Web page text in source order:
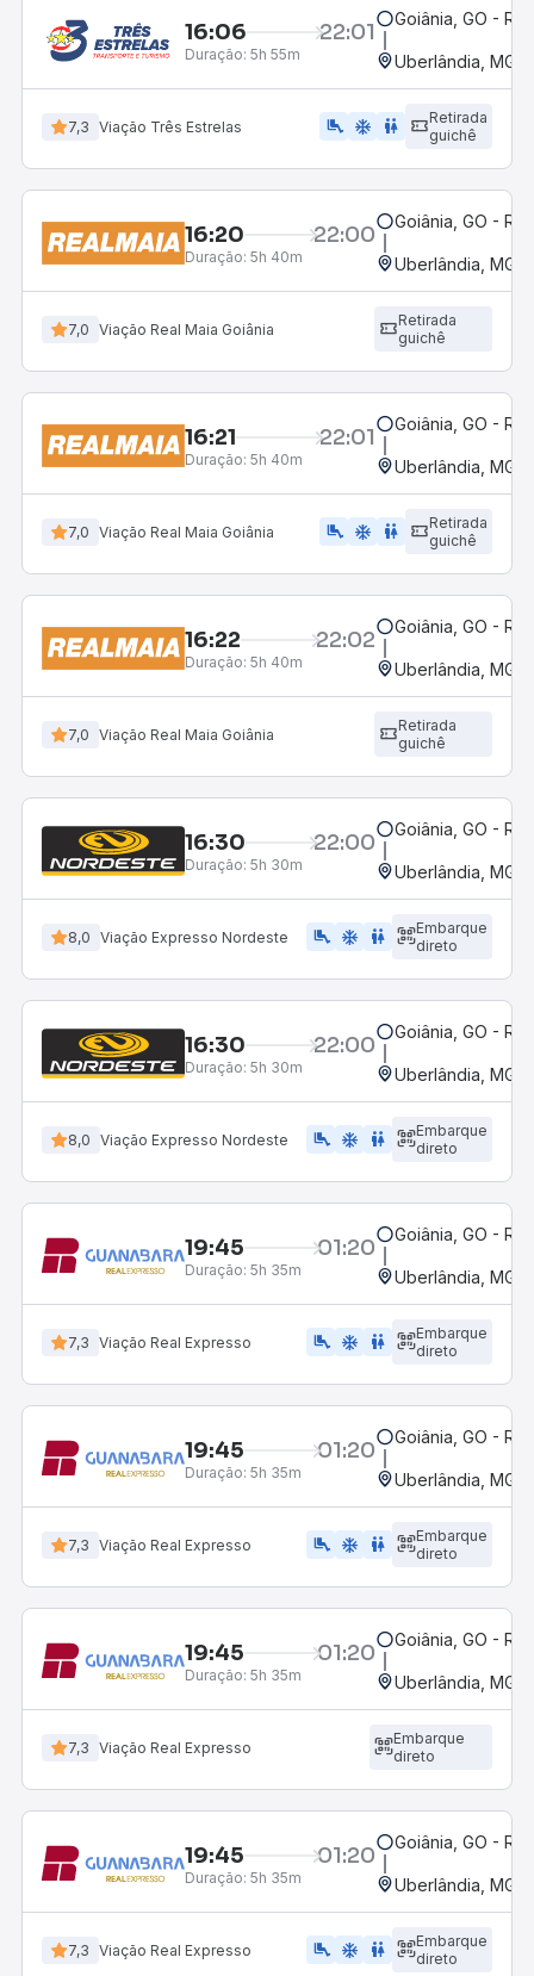
16:06 22:01
Duração: 5h 55m
Goiânia, GO -
Uberlândia, MG -
7,3 Viação Três Estrelas airline_seat_legroom_extra ac_unit wc
Retirada
guichê
16:20 22:00
Duração: 5h 40m
Goiânia, GO -
Uberlândia, MG -
7,0 Viação Real Maia Goiânia
Retirada
guichê
16:21 22:01
Duração: 5h 40m
Goiânia, GO -
Uberlândia, MG -
7,0 Viação Real Maia Goiânia airline_seat_legroom_extra ac_unit wc
Retirada
guichê
16:22 22:02
Duração: 5h 40m
Goiânia, GO -
Uberlândia, MG -
7,0 Viação Real Maia Goiânia
Retirada
guichê
16:30 22:00
Duração: 5h 30m
Goiânia, GO -
Uberlândia, MG -
8,0 Viação Expresso Nordeste airline_seat_legroom_extra ac_unit WC
Embarque
direto
16:30 22:00
Duração: 5h 30m
Goiânia, GO -
Uberlândia, MG -
8,0 Viação Expresso Nordeste airline_seat_legroom_extra ac_unit WC
Embarque
direto
19:45 01:20
Duração: 5h 35m
Goiânia, GO -
Uberlândia, MG -
7,3 Viação Real Expresso airline_seat_legroom_extra ac_unit WC
Embarque
direto
19:45 01:20
Duração: 5h 35m
Goiânia, GO -
Uberlândia, MG -
7,3 Viação Real Expresso airline_seat_legroom_extra ac_unit wc
Embarque
direto
19:45 01:20
Duração: 5h 35m
Goiânia, GO -
Uberlândia, MG -
7,3 Viação Real Expresso
Embarque
direto
19:45 01:20
Duração: 5h 35m
Goiânia, GO -
Uberlândia, MG -
7,3 Viação Real Expresso airline_seat_legroom_extra ac_unit wc
Embarque
direto